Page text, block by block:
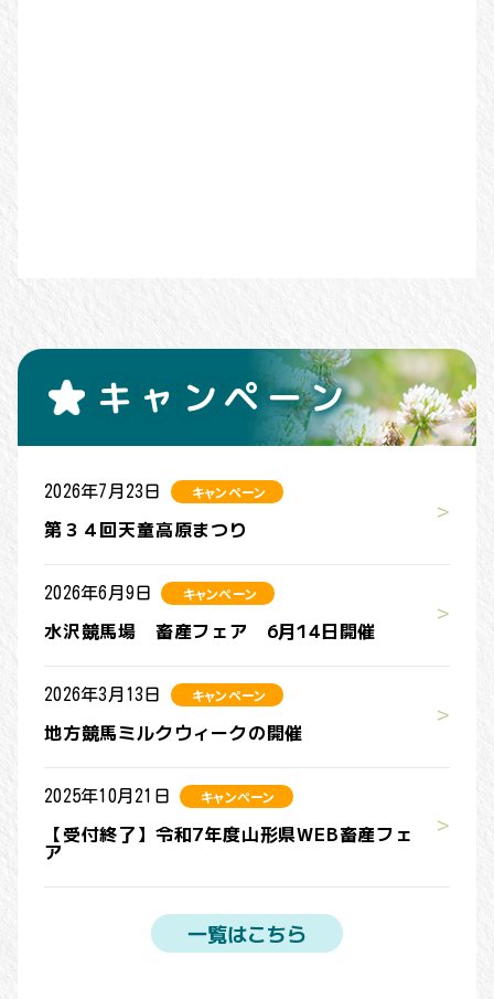
キャンペーン
2026年7月23日 キャンペーン
第３４回天童高原まつり
2026年6月9日 キャンペーン
水沢競馬場 畜産フェア 6月14日開催
2026年3月13日 キャンペーン
地方競馬ミルクウィークの開催
2025年10月21日 キャンペーン
【受付終了】令和7年度山形県WEB畜産フェ
ア
一覧はこちら